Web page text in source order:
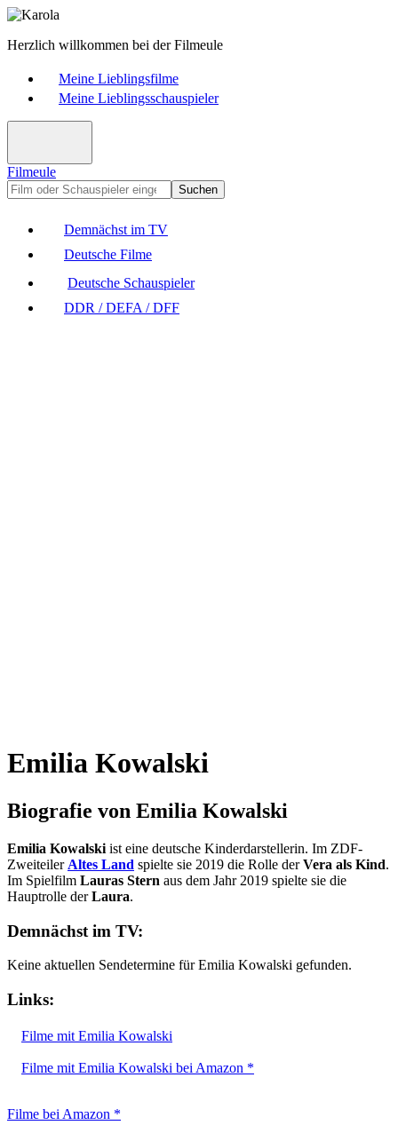
Herzlich willkommen bei der Filmeule
Meine Lieblingsfilme
Meine Lieblingsschauspieler
Filmeule
Suchen
Demnächst im TV
Deutsche Filme
Deutsche Schauspieler
DDR / DEFA / DFF
Emilia Kowalski
Biografie von Emilia Kowalski
Emilia Kowalski ist eine deutsche Kinderdarstellerin. Im ZDF-
Zweiteiler Altes Land spielte sie 2019 die Rolle derVera als Kind.
Im Spielfilm Lauras Stern aus dem Jahr 2019 spielte sie die
Hauptrolle derLaura.
Demnächst im TV:
Keine aktuellen Sendetermine für Emilia Kowalski gefunden.
Links:
Filme mit Emilia Kowalski
Filme mit Emilia Kowalski bei Amazon *
Filme bei Amazon *